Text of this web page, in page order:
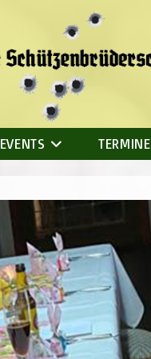
EVENTS TERMINE